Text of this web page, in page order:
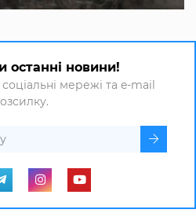
останні новини!
мережі та e-mail